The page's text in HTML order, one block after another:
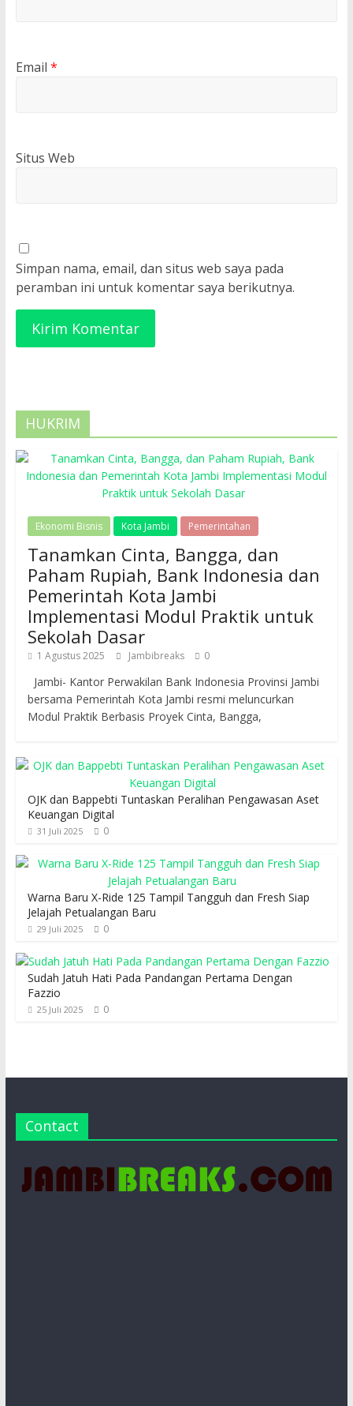
Email *
Situs Web
Simpan nama, email, dan situs web saya pada
peramban ini untuk komentar saya berikutnya.
HUKRIM
Ekonomi Bisnis Kota Jambi Pemerintahan
Tanamkan Cinta, Bangga, dan
Paham Rupiah, Bank Indonesia dan
Pemerintah Kota Jambi
Implementasi Modul Praktik untuk
Sekolah Dasar
1 Agustus 2025 Jambibreaks 0
Jambi- Kantor Perwakilan Bank Indonesia Provinsi Jambi
bersama Pemerintah Kota Jambi resmi meluncurkan
Modul Praktik Berbasis Proyek Cinta, Bangga,
OJK dan Bappebti Tuntaskan Peralihan Pengawasan Aset
Keuangan Digital
31 Juli 2025 0
Warna Baru X-Ride 125 Tampil Tangguh dan Fresh Siap
Jelajah Petualangan Baru
29 Juli 2025 0
Sudah Jatuh Hati Pada Pandangan Pertama Dengan
Fazzio
25 Juli 2025 0
Contact